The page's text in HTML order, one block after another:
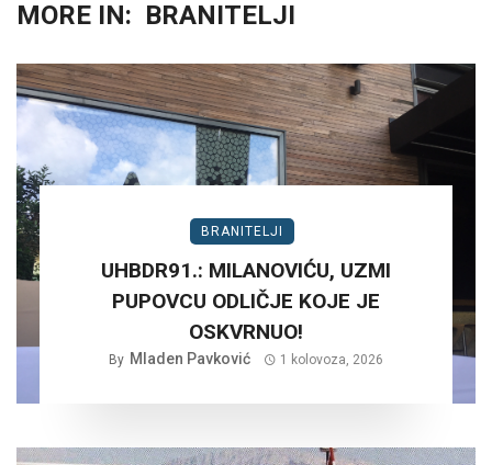
MORE IN: BRANITELJI
BRANITELJI
UHBDR91.: MILANOVIĆU, UZMI
PUPOVCU ODLIČJE KOJE JE
OSKVRNUO!
By Mladen Pavković 1 kolovoza, 2026